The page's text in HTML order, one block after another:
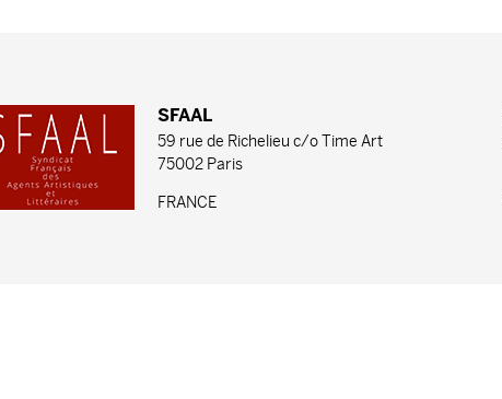
SFAAL
59 rue de Richelieu c/o Time Art
75002 Paris
FRANCE